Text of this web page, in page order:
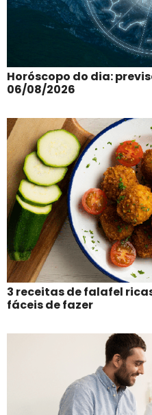
Horóscopo do dia:
06/08/2026
3 receitas de falafel
fáceis de fazer